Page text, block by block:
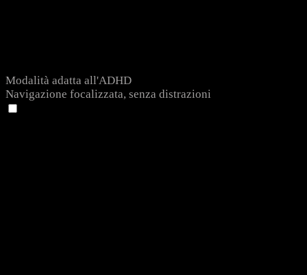
Modalità adatta all'ADHD
Navigazione focalizzata, senza distrazioni